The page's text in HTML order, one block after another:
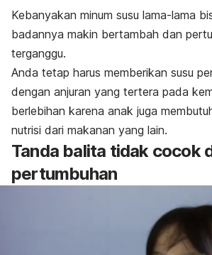
Kebanyakan minum susu lama-lama
badannya makin bertambah dan
terganggu.
Anda tetap harus memberikan susu
dengan anjuran yang tertera pada
berlebihan karena anak juga
nutrisi dari makanan yang lain.
Tanda balita tidak cocok
pertumbuhan